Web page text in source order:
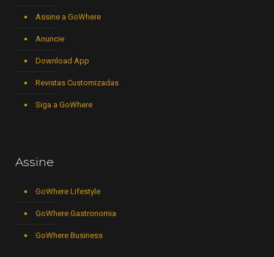
Assine a GoWhere
Anuncie
Download App
Revistas Customizadas
Siga a GoWhere
Assine
GoWhere Lifestyle
GoWhere Gastronomia
GoWhere Business